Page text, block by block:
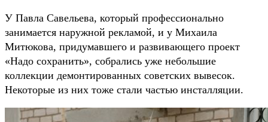
У Павла Савельева, который профессионально
занимается наружной рекламой, и у Михаила
Митюкова, придумавшего и развивающего проект
«Надо сохранить», собрались уже небольшие
коллекции демонтированных советских вывесок.
Некоторые из них тоже стали частью инсталляции.